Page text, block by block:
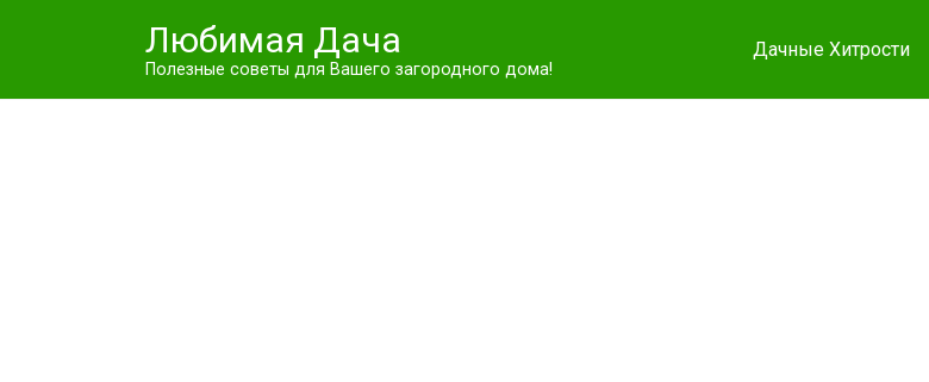
Любимая Дача
Полезные советы для Вашего загородного дома!
Дачные Хитрости